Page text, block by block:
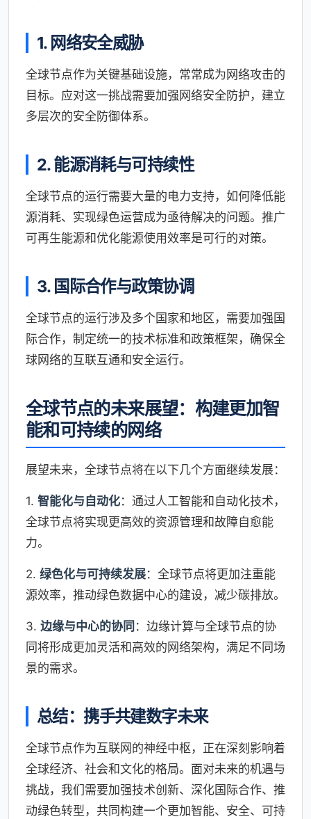
1. 网络安全威胁
全球节点作为关键基础设施，常常成为网络攻击的
目标。应对这一挑战需要加强网络安全防护，建立
多层次的安全防御体系。
2. 能源消耗与可持续性
全球节点的运行需要大量的电力支持，如何降低能
源消耗、实现绿色运营成为亟待解决的问题。推广
可再生能源和优化能源使用效率是可行的对策。
3. 国际合作与政策协调
全球节点的运行涉及多个国家和地区，需要加强国
际合作，制定统一的技术标准和政策框架，确保全
球网络的互联互通和安全运行。
全球节点的未来展望：构建更加智
能和可持续的网络
展望未来，全球节点将在以下几个方面继续发展：
1. 智能化与自动化：通过人工智能和自动化技术，
全球节点将实现更高效的资源管理和故障自愈能
力。
2. 绿色化与可持续发展：全球节点将更加注重能
源效率，推动绿色数据中心的建设，减少碳排放。
3. 边缘与中心的协同 ：边缘计算与全球节点的协
同将形成更加灵活和高效的网络架构，满足不同场
景的需求。
总结：携手共建数字未来
全球节点作为互联网的神经中枢，正在深刻影响着
全球经济、社会和文化的格局。面对未来的机遇与
挑战，我们需要加强技术创新、深化国际合作、推
动绿色转型，共同构建一个更加智能、安全、可持